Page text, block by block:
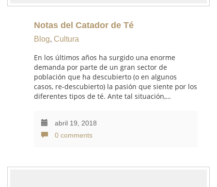
Notas del Catador de Té
Blog, Cultura
En los últimos años ha surgido una enorme
demanda por parte de un gran sector de
población que ha descubierto (o en algunos
casos, re-descubierto) la pasión que siente por los
diferentes tipos de té. Ante tal situación,…
abril 19, 2018
0 comments